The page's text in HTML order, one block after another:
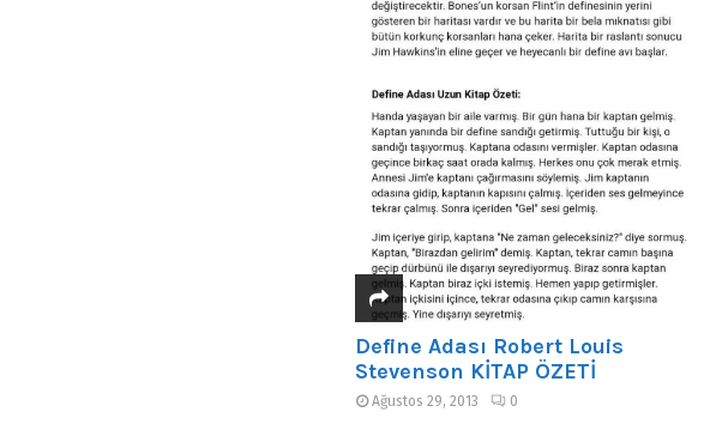
Define Adası Robert Louis
Stevenson KİTAP ÖZETİ
Ağustos 29, 2013 0